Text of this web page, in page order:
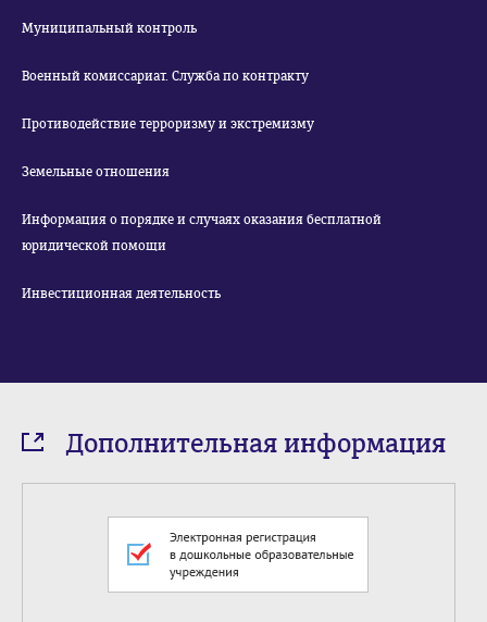
Муниципальный контроль
Военный комиссариат. Служба по контракту
Противодействие терроризму и экстремизму
Земельные отношения
Информация о порядке и случаях оказания бесплатной
юридической помощи
Инвестиционная деятельность
Дополнительная информация